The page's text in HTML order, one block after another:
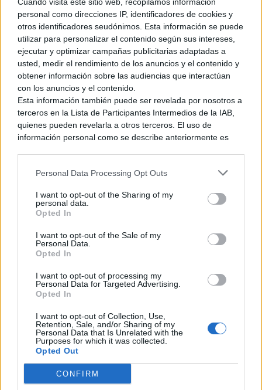
personal como direcciones IP, identificadores de cookies y
otros identificadores seudónimos. Esta información se puede
utilizar para personalizar el contenido según sus intereses,
ejecutar y optimizar campañas publicitarias adaptadas a
usted, medir el rendimiento de los anuncios y el contenido y
obtener información sobre las audiencias que interactúan
con los anuncios y el contenido.
Esta información también puede ser revelada por nosotros a
terceros en la Lista de Participantes Intermedios de la IAB,
quienes pueden revelarla a otros terceros. El uso de
información personal como se describe anteriormente es
generamos contenido relevante para nuestra audiencia.
recopilación y uso de datos en nuestra Política de
Privacidad.
terceros por nuestra parte, utilice la siguiente opción de
exclusión y confirme su selección. Tenga en cuenta que
después de que se procese su solicitud de exclusión, es
posible que continúe viendo anuncios basados en intereses
basados en la información personal utilizada por nosotros o
en información personal divulgada a terceros antes de su
Puede optar por no participar en la divulgación adicional de
su información personal por parte de terceros en la Lista de
participantes intermedios de la IAB.
Personal Data Processing Opt Outs
I want to opt-out of the Sharing of my
personal data.
Opted In
I want to opt-out of the Sale of my
Personal Data.
Opted In
I want to opt-out of processing my
Personal Data for Targeted Advertising.
Opted In
I want to opt-out of Collection, Use,
Retention, Sale, and/or Sharing of my
Personal Data that Is Unrelated with the
Purposes for which it was collected.
Opted Out
CONFIRM
En el ámbito musical, como en muchos aspectos del juego,
se nota simplicidad en las melodías. Cuenta con unas pocas
que según en la zona en la que te encuentres, sonará una u
otra. No son melodías muy destacables, pero se echan de
menos cuando no suenan ya que acompañan muy bien el
compás del juego.
Ver también
FuRyu anunció ANOMALITH, un shooter
saldrá en Nintendo Switch 2, PS5 y PC
23 mayo, 2026 23:38